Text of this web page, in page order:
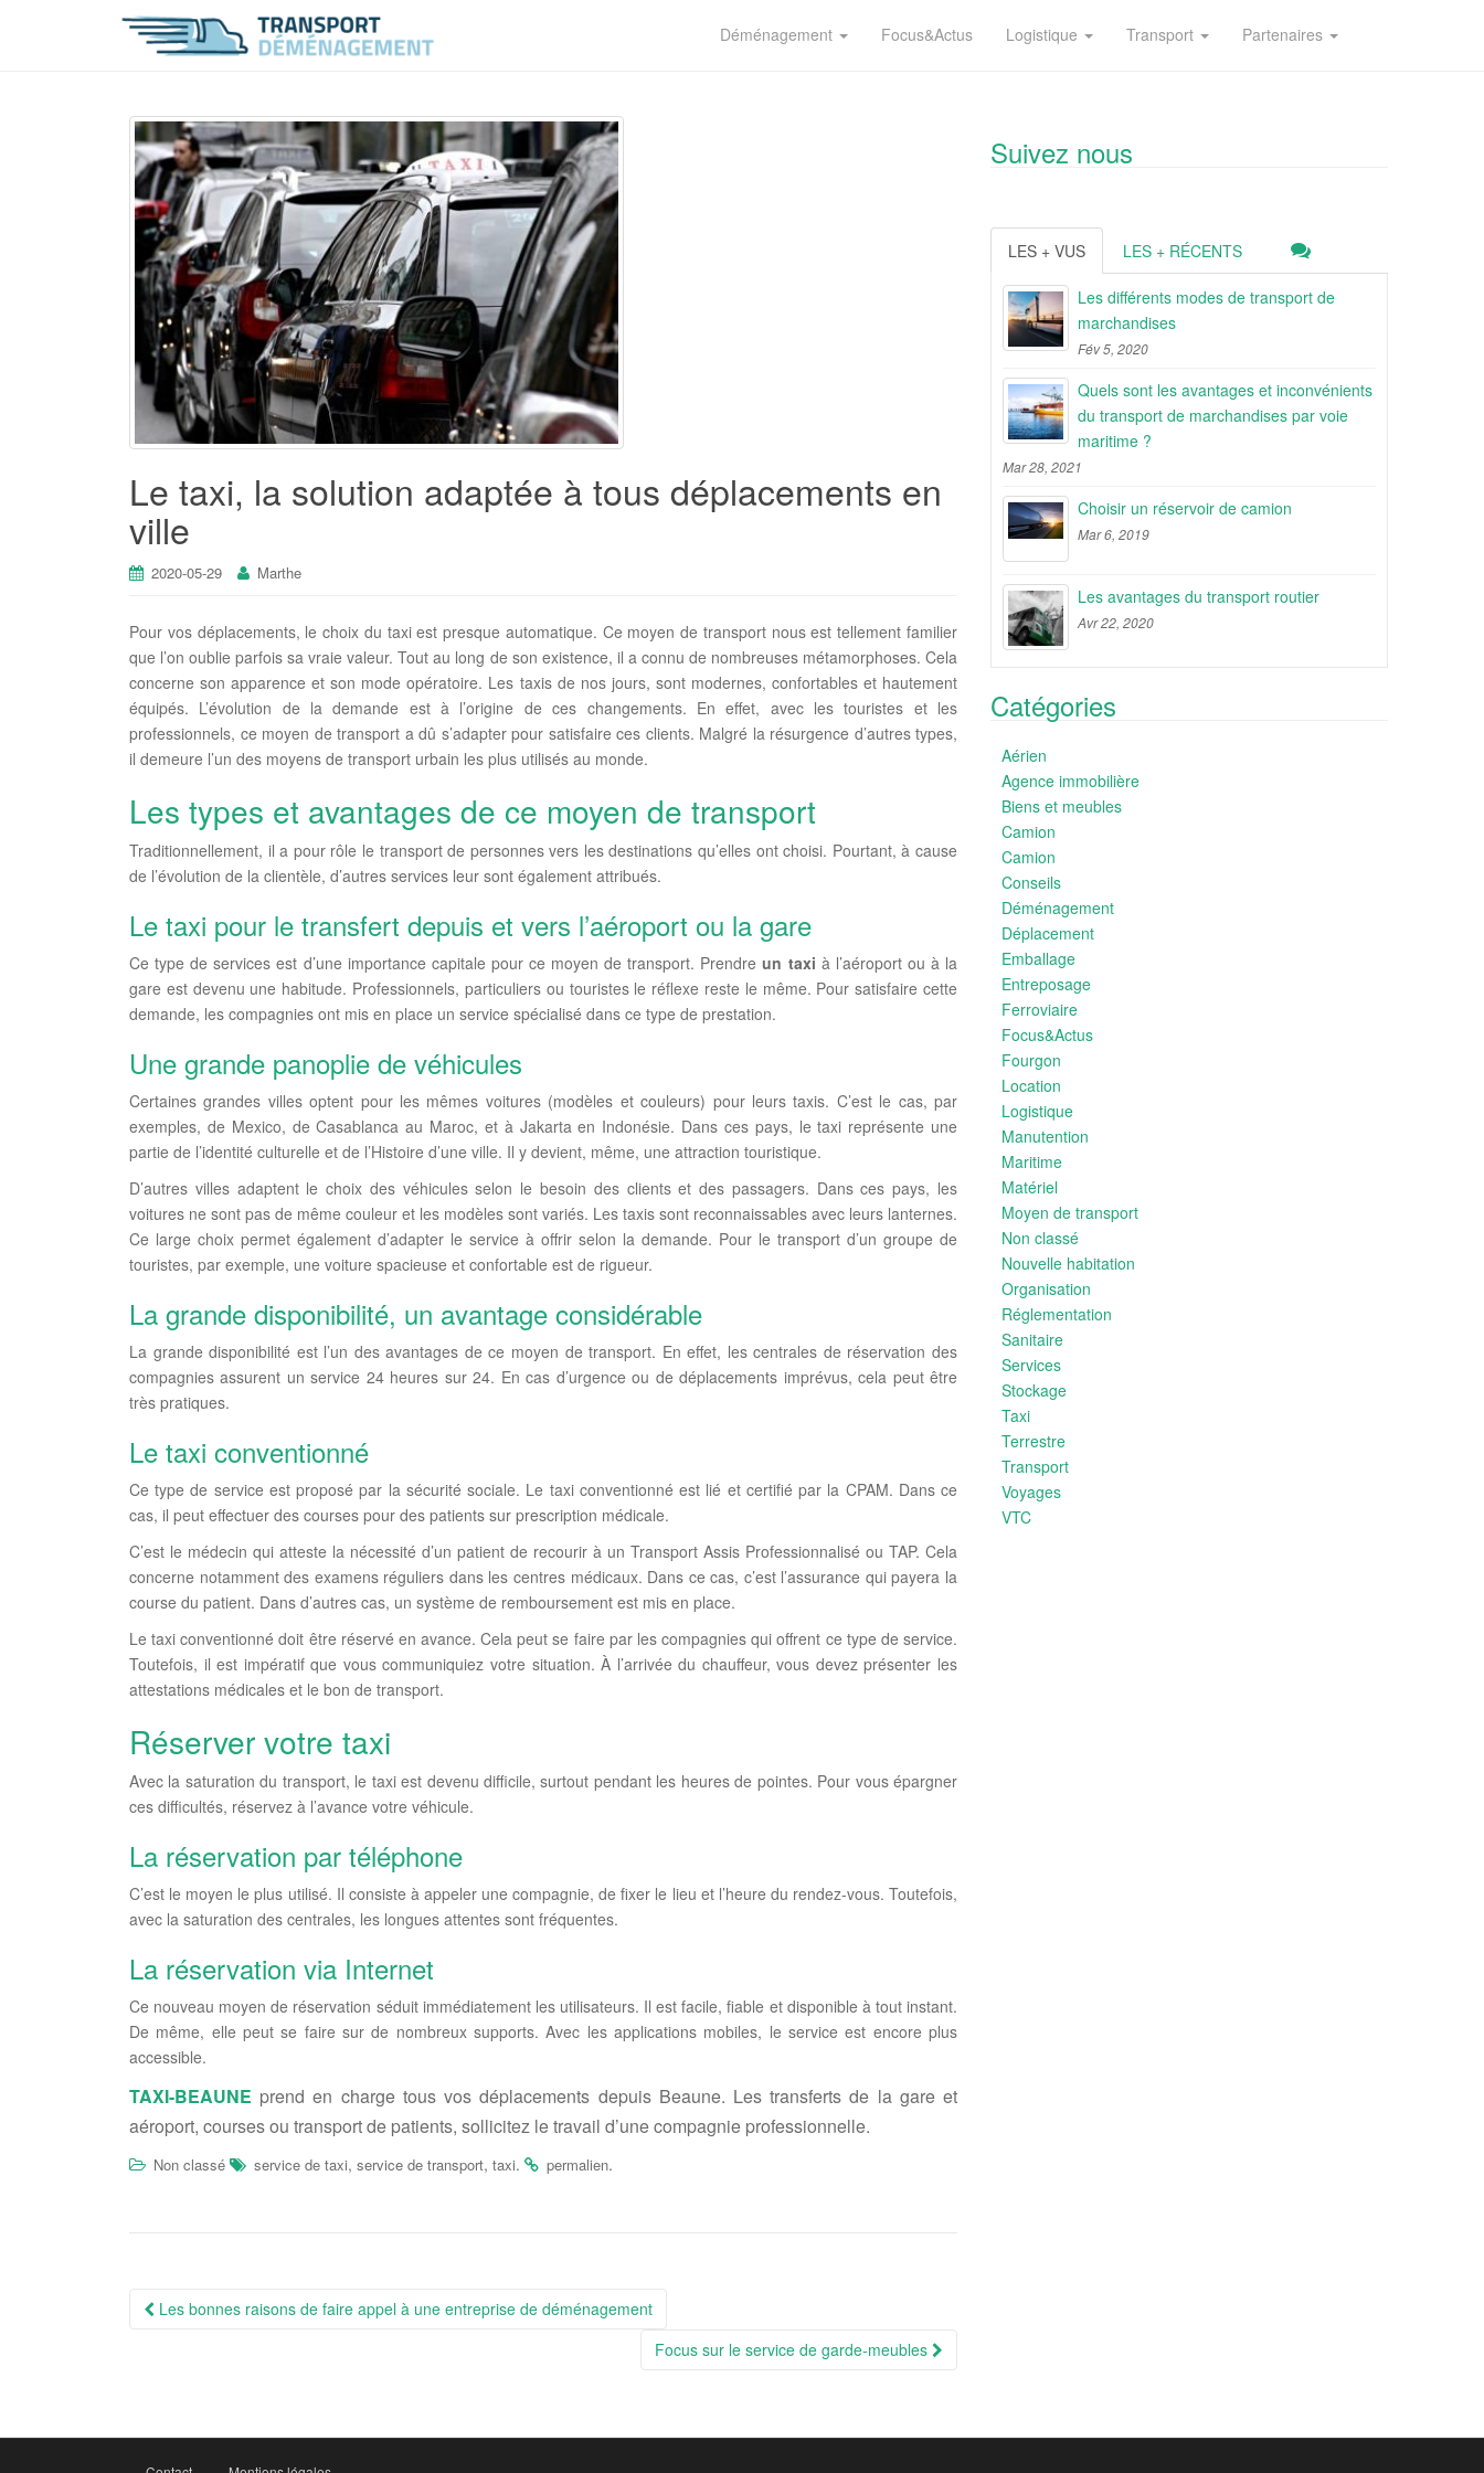
Déménagement Focus&Actus Logistique Transport Partenaires
Le taxi, la solution adaptée à tous déplacements en
ville
2020-05-29 Marthe
Pour vos déplacements, le choix du taxi est presque automatique. Ce moyen de transport nous est tellement familier
que l’on oublie parfois sa vraie valeur. Tout au long de son existence, il a connu de nombreuses métamorphoses. Cela
concerne son apparence et son mode opératoire. Les taxis de nos jours, sont modernes, confortables et hautement
équipés. L’évolution de la demande est à l’origine de ces changements. En effet, avec les touristes et les
professionnels, ce moyen de transport a dû s’adapter pour satisfaire ces clients. Malgré la résurgence d’autres types,
il demeure l’un des moyens de transport urbain les plus utilisés au monde.
Les types et avantages de ce moyen de transport
Traditionnellement, il a pour rôle le transport de personnes vers les destinations qu’elles ont choisi. Pourtant, à cause
de l’évolution de la clientèle, d’autres services leur sont également attribués.
Le taxi pour le transfert depuis et vers l’aéroport ou la gare
Ce type de services est d’une importance capitale pour ce moyen de transport. Prendreun taxi à l’aéroport ou à la
gare est devenu une habitude. Professionnels, particuliers ou touristes le réflexe reste le même. Pour satisfaire cette
demande, les compagnies ont mis en place un service spécialisé dans ce type de prestation.
Une grande panoplie de véhicules
Certaines grandes villes optent pour les mêmes voitures (modèles et couleurs) pour leurs taxis. C’est le cas, par
exemples, de Mexico, de Casablanca au Maroc, et à Jakarta en Indonésie. Dans ces pays, le taxi représente une
partie de l’identité culturelle et de l’Histoire d’une ville. Il y devient, même, une attraction touristique.
D’autres villes adaptent le choix des véhicules selon le besoin des clients et des passagers. Dans ces pays, les
voitures ne sont pas de même couleur et les modèles sont variés. Les taxis sont reconnaissables avec leurs lanternes.
Ce large choix permet également d’adapter le service à offrir selon la demande. Pour le transport d’un groupe de
touristes, par exemple, une voiture spacieuse et confortable est de rigueur.
La grande disponibilité, un avantage considérable
La grande disponibilité est l’un des avantages de ce moyen de transport. En effet, les centrales de réservation des
compagnies assurent un service 24 heures sur 24. En cas d’urgence ou de déplacements imprévus, cela peut être
très pratiques.
Le taxi conventionné
Ce type de service est proposé par la sécurité sociale. Le taxi conventionné est lié et certifié par la CPAM. Dans ce
cas, il peut effectuer des courses pour des patients sur prescription médicale.
C’est le médecin qui atteste la nécessité d’un patient de recourir à un Transport Assis Professionnalisé ou TAP. Cela
concerne notamment des examens réguliers dans les centres médicaux. Dans ce cas, c’est l’assurance qui payera la
course du patient. Dans d’autres cas, un système de remboursement est mis en place.
Le taxi conventionné doit être réservé en avance. Cela peut se faire par les compagnies qui offrent ce type de service.
Toutefois, il est impératif que vous communiquiez votre situation. À l’arrivée du chauffeur, vous devez présenter les
attestations médicales et le bon de transport.
Réserver votre taxi
Avec la saturation du transport, le taxi est devenu difficile, surtout pendant les heures de pointes. Pour vous épargner
ces difficultés, réservez à l’avance votre véhicule.
La réservation par téléphone
C’est le moyen le plus utilisé. Il consiste à appeler une compagnie, de fixer le lieu et l’heure du rendez-vous. Toutefois,
avec la saturation des centrales, les longues attentes sont fréquentes.
La réservation via Internet
Ce nouveau moyen de réservation séduit immédiatement les utilisateurs. Il est facile, fiable et disponible à tout instant.
De même, elle peut se faire sur de nombreux supports. Avec les applications mobiles, le service est encore plus
accessible.
TAXI-BEAUNE prend en charge tous vos déplacements depuis Beaune. Les transferts de la gare et
aéroport, courses ou transport de patients, sollicitez le travail d’une compagnie professionnelle.
Non classé service de taxi, service de transport, taxi. permalien.
Navigation
Les bonnes raisons de faire appel à une entreprise de déménagement
Focus sur le service de garde-meubles
Suivez nous
LES + VUS LES + RÉCENTS
Les différents modes de transport de
marchandises
Fév 5, 2020
Quels sont les avantages et inconvénients
du transport de marchandises par voie
maritime ?
Mar 28, 2021
Choisir un réservoir de camion
Mar 6, 2019
Les avantages du transport routier
Avr 22, 2020
Catégories
Aérien
Agence immobilière
Biens et meubles
Camion
Camion
Conseils
Déménagement
Déplacement
Emballage
Entreposage
Ferroviaire
Focus&Actus
Fourgon
Location
Logistique
Manutention
Maritime
Matériel
Moyen de transport
Non classé
Nouvelle habitation
Organisation
Réglementation
Sanitaire
Services
Stockage
Taxi
Terrestre
Transport
Voyages
VTC